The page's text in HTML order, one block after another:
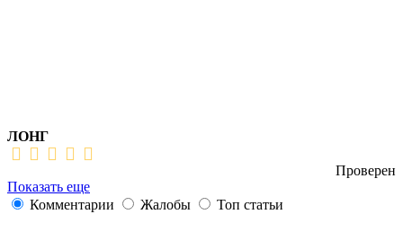
ЛОНГ
Проверен
Показать еще
Комментарии
Жалобы Топ статьи